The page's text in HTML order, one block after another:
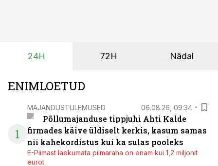
24H 72H Nädal
ENIMLOETUD
1
MAJANDUSTULEMUSED 06.08.26, 09:34
Põllumajanduse tippjuhi Ahti Kalde
firmades käive üldiselt kerkis, kasum samas
nii kahekordistus kui ka sulas pooleks
E-Piimast laekumata piimaraha on enam kui 1,2 miljonit
eurot